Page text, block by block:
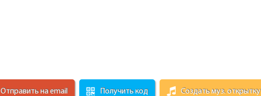
Отправить на email Получить код Создать муз. открытку